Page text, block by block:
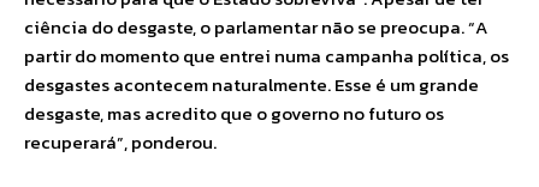
ciência do desgaste, o parlamentar não se preocupa. “A
partir do momento que entrei numa campanha política, os
desgastes acontecem naturalmente. Esse é um grande
desgaste, mas acredito que o governo no futuro os
recuperará”, ponderou.